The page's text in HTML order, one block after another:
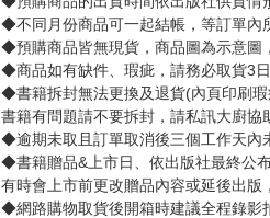
◆不同月份商品可一起結帳，等訂單內
◆預購商品皆無現貨，商品圖為示意圖
◆商品如有缺件、瑕疵，請務必取貨3
◆書籍拆封無法更換及退貨(內頁印刷瑕
書籍有問題請不要拆封，請私訊大廚協
◆逾期未取且訂單取消後三個工作天內
◆書籍贈品&上市日、依出版社最終公布
有時會上市前更改贈品內容或延後出版
◆網路購物取貨後開箱時建議全程錄影